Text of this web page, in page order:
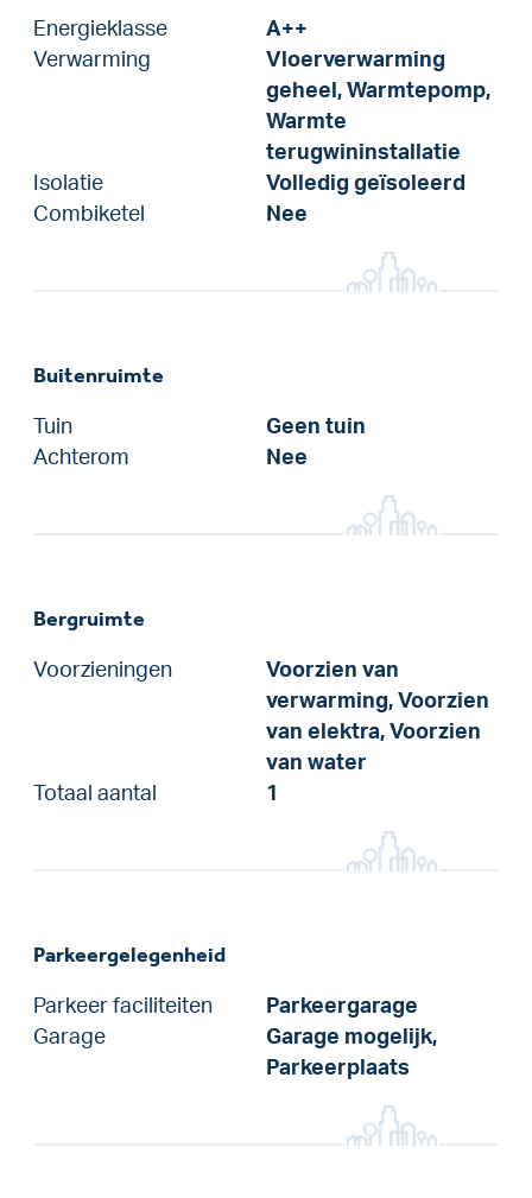
Energieklasse
A++
Verwarming
Vloerverwarming
geheel, Warmtepomp,
Warmte
terugwininstallatie
Isolatie
Volledig geïsoleerd
Combiketel
Nee
Buitenruimte
Tuin
Geen tuin
Achterom
Nee
Bergruimte
Voorzieningen
Voorzien van
verwarming, Voorzien
van elektra, Voorzien
van water
Totaal aantal
1
Parkeergelegenheid
Parkeer faciliteiten
Parkeergarage
Garage
Garage mogelijk,
Parkeerplaats